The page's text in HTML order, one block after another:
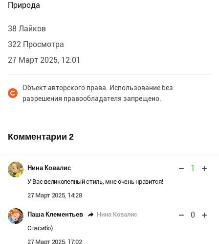
Природа
38 Лайков
322 Просмотра
27 Март 2025, 12:01
Объект авторского права. Использование без
разрешения правообладателя запрещено.
Комментарии 2
Нина Ковалис 1
У Вас великолепный стиль, мне очень нравится!
27 Март 2025, 14:28
Паша Клементьев Нина Ковалис 0
Спасибо)
27 Март 2025, 17:02